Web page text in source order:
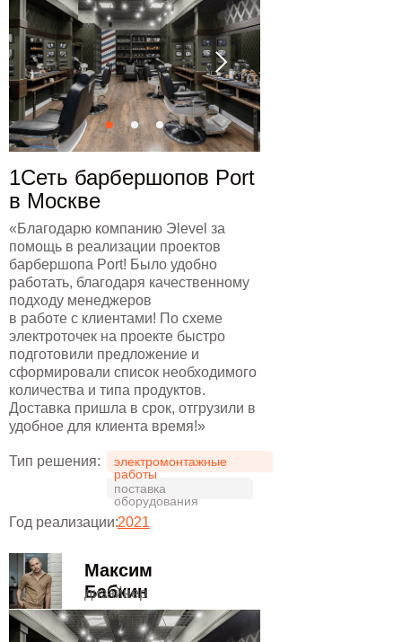
1Сеть барбершопов Port
в Москве
«Благодарю компанию Эlevel за
помощь в реализации проектов
барбершопа Port! Было удобно
работать, благодаря качественному
подходу менеджеров
в работе с клиентами! По схеме
электроточек на проекте быстро
подготовили предложение и
сформировали список необходимого
количества и типа продуктов.
Доставка пришла в срок, отгрузили в
удобное для клиента время!»
Тип решения:
Год реализации:
электромонтажные
работы
поставка
оборудования
2021
Максим
Бабкин
дизайнер